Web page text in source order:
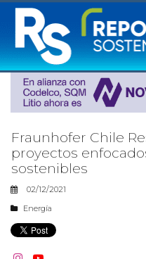
Fraunhofer Chile
proyectos
sostenibles
02/12/2021
Energía